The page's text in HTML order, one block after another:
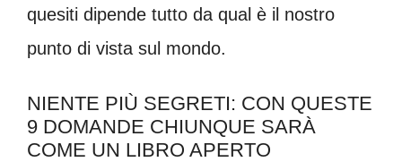
quesiti dipende tutto da qual è il nostro
punto di vista sul mondo.
NIENTE PIÙ SEGRETI: CON QUESTE
9 DOMANDE CHIUNQUE SARÀ
COME UN LIBRO APERTO